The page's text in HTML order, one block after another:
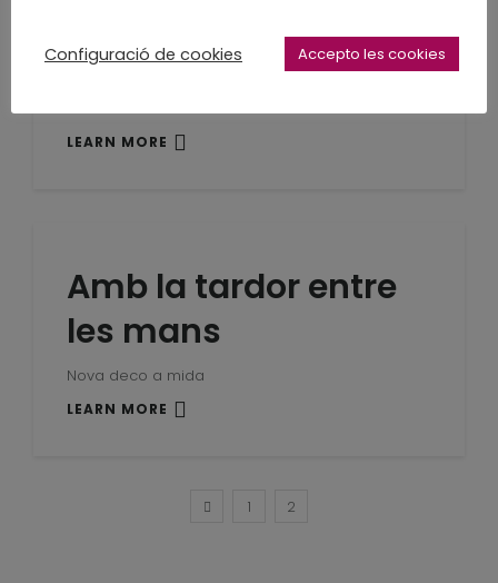
temporada
Tardor a Casa Mató
LEARN MORE
Amb la tardor entre
les mans
Nova deco a mida
LEARN MORE
1 2
Configuració de cookies Accepto les cookies